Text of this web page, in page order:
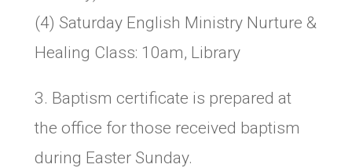
(4) Saturday English Ministry Nurture &
Healing Class: 10am, Library
3. Baptism certificate is prepared at
the office for those received baptism
during Easter Sunday.